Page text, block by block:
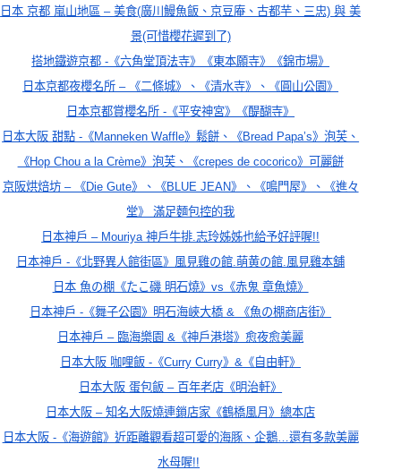
日本 京都 嵐山地區 – 美食(廣川鰻魚飯、京豆庵、古都芋、三忠) 與 美
景(可惜櫻花遲到了)
搭地鐵遊京都 -《六角堂頂法寺》《東本願寺》《錦市場》
日本京都夜櫻名所 – 《二條城》、《清水寺》、《圓山公園》
日本京都賞櫻名所 -《平安神宮》《醍醐寺》
日本大阪 甜點 -《Manneken Waffle》鬆餅、《Bread Papa’s》泡芙、
《Hop Chou a la Crème》泡芙、《crepes de cocorico》可麗餅
京阪烘焙坊 – 《Die Gute》、《BLUE JEAN》、《鳴門屋》、《進々
堂》 滿足麵包控的我
日本神戶 – Mouriya 神戶牛排.志玲姊姊也給予好評喔!!
日本神戶 -《北野異人館街區》風見雞の館.萌黄の館.風見雞本舖
日本 魚の棚《たこ磯 明石燒》vs《赤鬼 章魚燒》
日本神戶 -《舞子公園》明石海峽大橋 & 《魚の棚商店街》
日本神戶 – 臨海樂園 &《神戶港塔》愈夜愈美麗
日本大阪 咖哩飯 -《Curry Curry》&《自由軒》
日本大阪 蛋包飯 – 百年老店《明治軒》
日本大阪 – 知名大阪燒連鎖店家《鶴橋風月》總本店
日本大阪 -《海遊館》近距離觀看超可愛的海豚、企鵝…還有多款美麗
水母喔!!